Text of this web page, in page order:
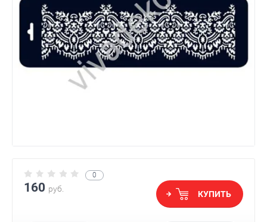
0
160 руб.
КУПИТЬ